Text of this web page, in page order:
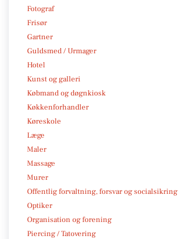
Fotograf
Frisør
Gartner
Guldsmed / Urmager
Hotel
Kunst og galleri
Købmand og døgnkiosk
Køkkenforhandler
Køreskole
Læge
Maler
Massage
Murer
Offentlig forvaltning, forsvar og socialsikring
Optiker
Organisation og forening
Piercing / Tatovering